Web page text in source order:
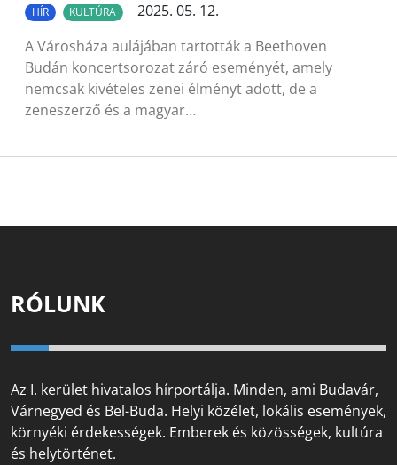
HÍR KULTÚRA
2025. 05. 12.
A Városháza aulájában tartották a Beethoven
Budán koncertsorozat záró eseményét, amely
nemcsak kivételes zenei élményt adott, de a
zeneszerző és a magyar…
RÓLUNK
Az I. kerület hivatalos hírportálja. Minden, ami Budavár,
Várnegyed és Bel-Buda. Helyi közélet, lokális események,
környéki érdekességek. Emberek és közösségek, kultúra
és helytörténet.